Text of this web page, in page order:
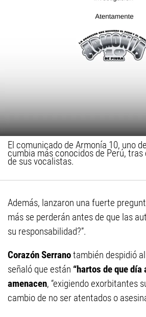
El comunicado de Armonía 10, uno
cumbia más conocidos de Perú,
de sus vocalistas.
Además, lanzaron una fuerte
más se perderán antes de que las
su responsabilidad?”.
Corazón Serranotambién despidió
señaló que están “hartos de que día
amenacen, “exigiendo exorbitantes
cambio de no ser atentados o